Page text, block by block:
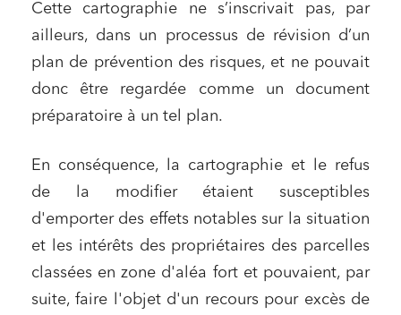
Cette cartographie ne s’inscrivait pas, par
ailleurs, dans un processus de révision d’un
plan de prévention des risques, et ne pouvait
donc être regardée comme un document
préparatoire à un tel plan.
En conséquence, la cartographie et le refus
de la modifier étaient susceptibles
d'emporter des effets notables sur la situation
et les intérêts des propriétaires des parcelles
classées en zone d'aléa fort et pouvaient, par
suite, faire l'objet d'un recours pour excès de